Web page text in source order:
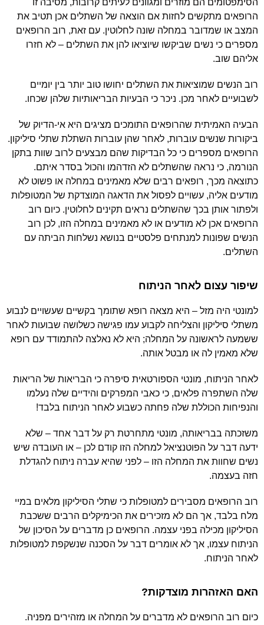
הרופאים מתקשים לחזות אם הוצאה של השתלים אכן תטיב את
המצב או שמדובר במחלה שונה לחלוטין. עם זאת, רוב הרופאים
מספרים כי נשים שביקשו שיוציאו להן את השתלים – לא חזרו
אליהם שוב.
רוב הנשים שמוציאות את השתלים יחושו טוב יותר בין יומיים
לשבועיים לאחר מכן. ניכר כי הבעיות הבריאותיות שלהן שכחו.
הבעיה האמיתית שהרופאים התומכים מציגים היא אי-הדיוק של
ביקורות שנשים עוברות, לאחר שהן עוברות השתלת שתלי סיליקון.
הרופאים מספרים כי כל הבדיקות שהם מבצעים לרוב שוות בתקן
הנורמה, כי נראה שהשתלים לא הזדהמו והכול בסדר איתם.
כתוצאה מכך, רופאים רבים שלא מאמינים במחלה או פשוט לא
מודעים אליה, עשויים לפסול את הדאגה המוצדקת של המטופלות
ולפתור אותן בכך שהשתלים נראים תקינים לחלוטין. כיום רוב
הרופאים אכן לא מודעים או לא מאמינים במחלה הזו, לכן רוב
הנשים שפונות למנתחים פלסטיים בנושא נשלחות הביתה עם
השתלים.
שיפור עצום לאחר הניתוח
למונטי היה מזל – היא מצאה רופא שתומך בקשיים שעשויים לנבוע
משתלי סיליקון והצליחה לקבוע עמו פגישה כשלושה שבועות לאחר
ששמעה לראשונה על המחלה; היא לא נאלצה להתמודד עם רופא
שלא מאמין לה או מבטל אותה.
לאחר הניתוח, מונטי הספורטאית סיפרה כי הבריאות של הריאות
שלה השתפרה פלאים, כי כאבי המפרקים והידיים שלה נעלמו
והנפיחות הכוללת שלה פחתה כשבוע לאחר הניתוח בלבד!
משזכתה בבריאותה, מונטי מתחרטת רק על דבר אחד – שלא
ידעה דבר על הפוטנציאל למחלה הזו קודם לכן – או העובדה שיש
נשים שחוות את המחלה הזו – לפני שהיא עברה ניתוח להגדלת
חזה בעצמה.
רוב הרופאים מסבירים למטופלות כי שתלי הסיליקון מלאים במיי
מלח בלבד, אך הם לא מזכירים את הכימיקלים הרבים ששכבת
הסיליקון מכילה בפני עצמה. הרופאים כן מדברים על הסיכון של
הניתוח עצמו, אך לא אומרים דבר על הסכנה שנשקפת למטופלות
לאחר הניתוח.
האם האזהרות מוצדקות?
כיום רוב הרופאים לא מדברים על המחלה או מזהירים מפניה.